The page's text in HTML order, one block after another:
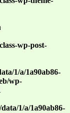
wp-post-
1/a/1a90ab86-
wp-
/data/1/a/1a90ab86-